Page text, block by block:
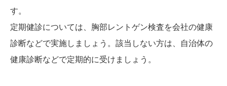
す。
定期健診については、胸部レントゲン検査を会社の健康
診断などで実施しましょう。該当しない方は、自治体の
健康診断などで定期的に受けましょう。